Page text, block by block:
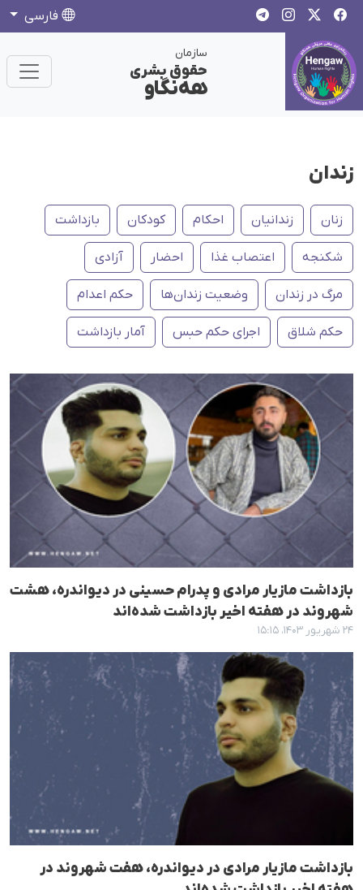
فارسی
سازمان
حقوق بشری
هەنگاو
زندان
زنان زندانیان احکام کودکان بازداشت
شکنجه اعتصاب غذا احضار آزادی
مرگ در زندان وضعیت زندان‌ها حکم اعدام
حکم شلاق اجرای حکم حبس آمار بازداشت
بازداشت مازیار مرادی و پدرام حسینی در دیواندره، هشت
شهروند در هفته اخیر بازداشت شده‌اند
۲۴ شهریور ۱۴۰۳، ۱۵:۱۵
بازداشت مازیار مرادی در دیواندره، هفت شهروند در